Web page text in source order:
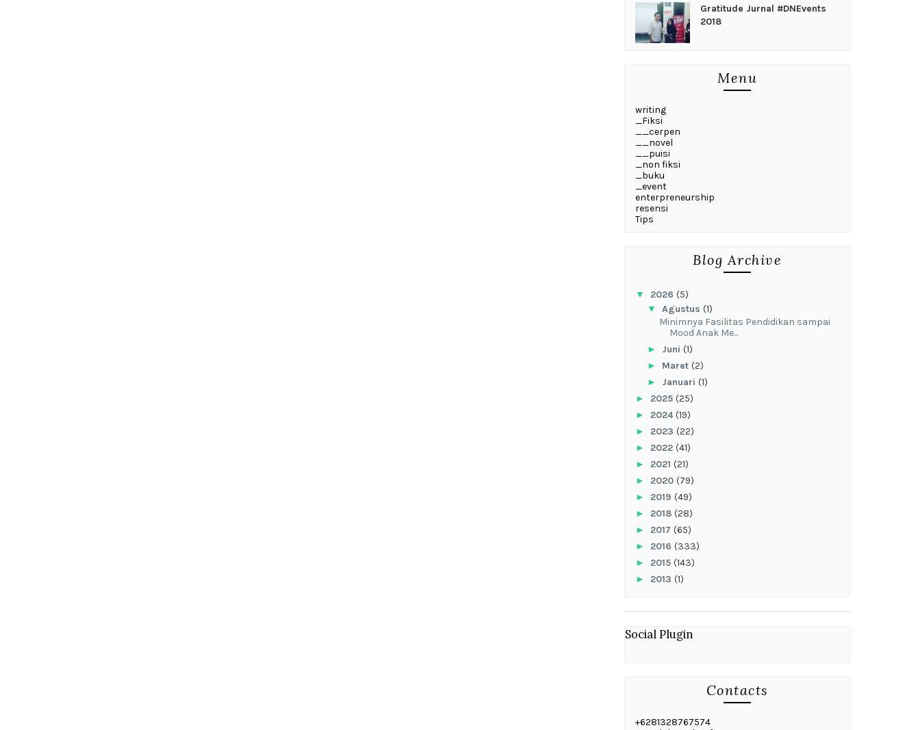
Gratitude Jurnal #DNEvents
2018
Menu
writing
_Fiksi
__cerpen
__novel
__puisi
_non fiksi
_buku
_event
enterpreneurship
resensi
Tips
Blog Archive
▼ 2026 (5)
▼ Agustus (1)
‎Minimnya Fasilitas Pendidikan sampai
Mood Anak Me...
► Juni (1)
► Maret (2)
► Januari (1)
► 2025 (25)
► 2024(19)
► 2023 (22)
► 2022 (41)
► 2021 (21)
► 2020 (79)
► 2019 (49)
► 2018 (28)
► 2017 (65)
► 2016 (333)
► 2015 (143)
► 2013 (1)
Social Plugin
Contacts
+6281328767574